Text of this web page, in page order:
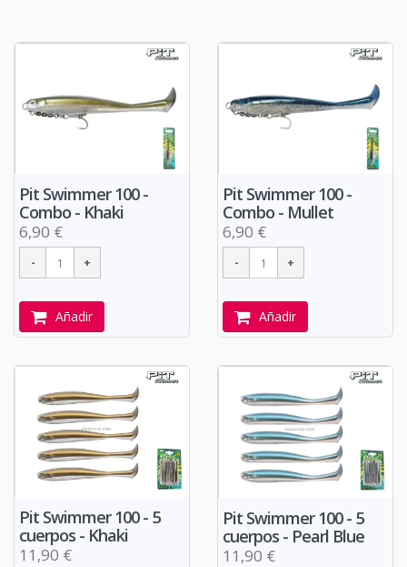
Pit Swimmer 100 -
Combo - Khaki
6,90 €
Añadir
Pit Swimmer 100 -
Combo - Mullet
6,90 €
Añadir
Pit Swimmer 100 - 5
cuerpos - Khaki
11,90 €
Pit Swimmer 100 - 5
cuerpos - Pearl Blue
11,90 €